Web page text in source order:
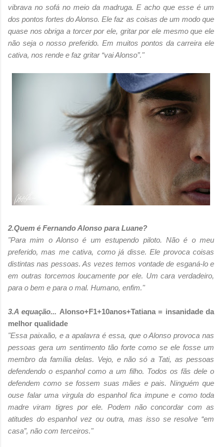
vibrava no sofá no meio da madruga. E acho que esse é um
dos pontos fortes do Alonso. Ele faz as coisas de um modo que
quase nos obriga a torcer por ele, gritar por ele mesmo que ele
não seja o nosso preferido. Em muitos pontos da carreira ele
cativa, nos rende e faz gritar “vai Alonso”."
2.Quem é Fernando Alonso para Luane?
"Para mim o Alonso é um estupendo piloto. Não é o meu
preferido, mas me cativa, como já disse. Ele provoca coisas
distintas nas pessoas. As vezes temos vontade de esganá-lo e
em outras torcemos loucamente por ele. Um cara verdadeiro,
para o bem e para o mal. Humano, enfim."
3.A equação... Alonso+F1+10anos+Tatiana = insanidade da
melhor qualidade
"Essa paixaão, e a apalavra é essa, que o Alonso provoca nas
pessoas gera um sentimento tão forte como se ele fosse um
membro da família delas. Vejo, e não só a Tati, as pessoas
defendendo o espanhol como a um filho. Todos os fãs dele o
defendem como se fossem suas mães e pais. Ninguém que
ouse falar uma virgula do espanhol fica impune e como toda
madre viram tigres por ele. Podem não concordar com as
atitudes do espanhol vez ou outra, mas isso se resolve “em
casa”, não com terceiros."